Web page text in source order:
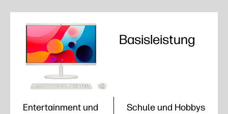
Basisleistung
Entertainment und
Schule und Hobbys